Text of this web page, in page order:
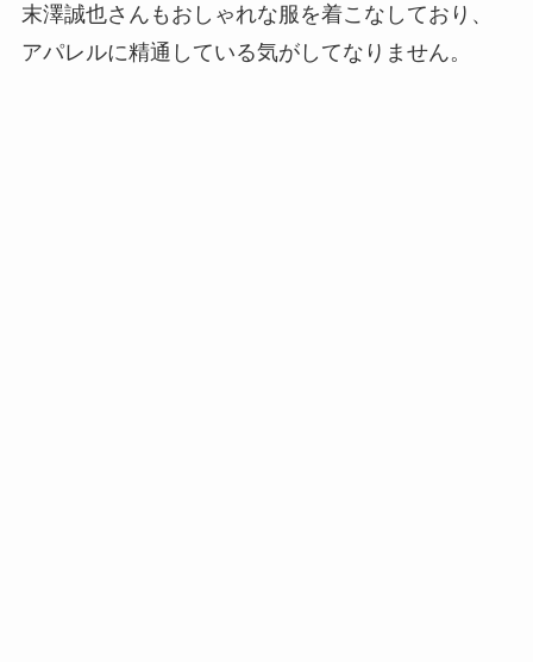
末澤誠也さんもおしゃれな服を着こなしており、
アパレルに精通している気がしてなりません。